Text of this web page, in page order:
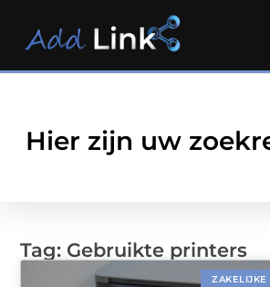
Hier zijn uw
Tag: Gebruikte printers
ZAKELIJKE